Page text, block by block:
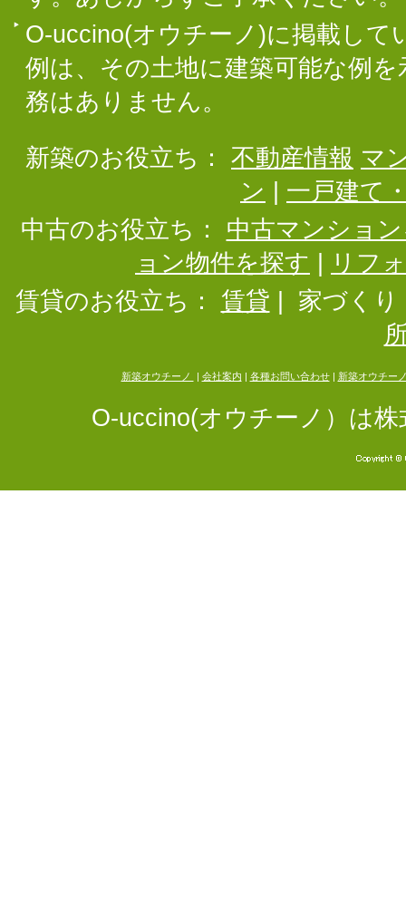
O-uccino(オウチーノ)に掲載して
例は、その土地に建築可能な例
務はありません。
新築のお役立ち： 不動産情報 マ
ン
一戸建て
中古のお役立ち：
中古マンショ
ョン物件を探す
リフ
賃貸のお役立ち：
賃貸
家づくり
新築オウチーノ 会社案内 各種お問い合わせ| 新築オウチー
O-uccino(オウチーノ）は